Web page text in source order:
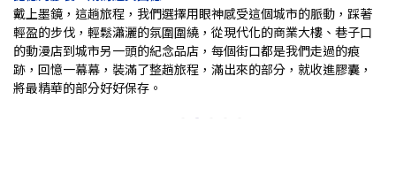
戴上墨鏡，這趟旅程，我們選擇用眼神感受這個城市的脈動，踩著
輕盈的步伐，輕鬆瀟灑的氛圍圍繞，從現代化的商業大樓、巷子口
的動漫店到城市另一頭的紀念品店，每個街口都是我們走過的痕
跡，回憶一幕幕，裝滿了整趟旅程，滿出來的部分，就收進膠囊，
將最精華的部分好好保存。